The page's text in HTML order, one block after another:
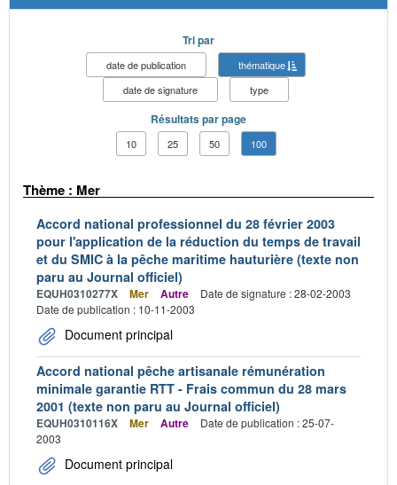
Tri par
date de publication
thématique
date de signature
type
Résultats par page
10 25 50 100
Thème : Mer
Accord national professionnel du 28 février 2003
pour l'application de la réduction du temps de travail
et du SMIC à la pêche maritime hauturière (texte non
paru au Journal officiel)
EQUH0310277X Mer Autre
Date de signature : 28-02-2003
Date de publication : 10-11-2003
Document principal
Accord national pêche artisanale rémunération
minimale garantie RTT - Frais commun du 28 mars
2001 (texte non paru au Journal officiel)
EQUH0310116X Mer Autre
Date de publication : 25-07-
2003
Document principal